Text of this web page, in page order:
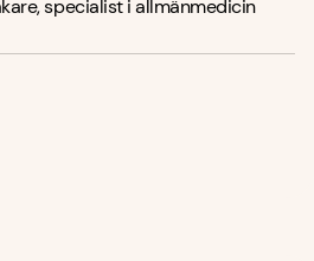
specialist i allmänmedicin